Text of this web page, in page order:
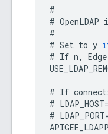
#
# OpenLDAP
#
# Set to y
# If n, Edge
# If
# LDAP_HOST=
# LDAP_PORT